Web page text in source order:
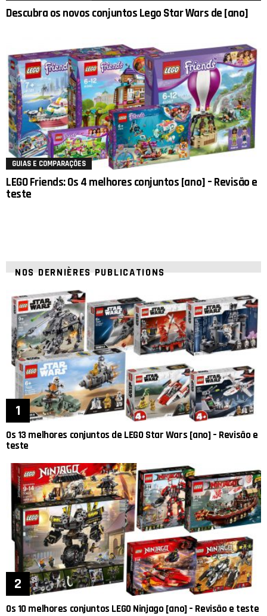
Descubra os novos conjuntos Lego Star Wars de [ano]
GUIAS E COMPARAÇÕES
LEGO Friends: Os 4 melhores conjuntos [ano] – Revisão e
teste
NOS DERNIÈRES PUBLICATIONS
Os 13 melhores conjuntos de LEGO Star Wars [ano] – Revisão e
teste
Os 10 melhores conjuntos LEGO Ninjago [ano] – Revisão e teste